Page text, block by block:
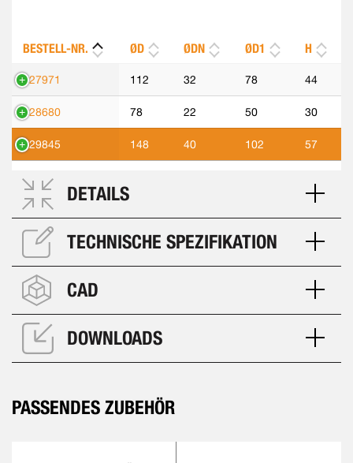
BESTELL-NR. ØD ØDN ØD1 H
427971 112 32 78 44
428680 78 22 50 30
429845 148 40 102 57
DETAILS
TECHNISCHE SPEZIFIKATION
CAD
DOWNLOADS
PASSENDES ZUBEHÖR